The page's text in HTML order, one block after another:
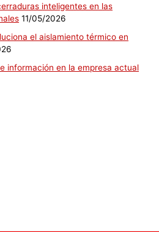
inteligentes en las
11/05/2026
el aislamiento térmico en
información en la empresa actual